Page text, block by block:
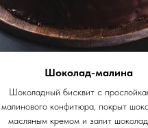
Шоколад-малина
Шоколадный бисквит с
малинового конфитюра, покрыт
масляным кремом и залит